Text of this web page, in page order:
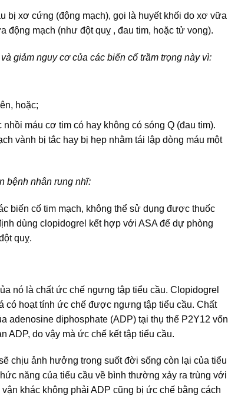
bị xơ cứng (động mạch), gọi là huyết khối do xơ vữa
động mạch (như đột quỵ , đau tim, hoặc tử vong).
giảm nguy cơ của các biến cố trầm trọng này vì:
hoặc;
máu cơ tim có hay không có sóng Q (đau tim).
vành bị tắc hay bị hẹp nhằm tái lập dòng máu một
bệnh nhân rung nhĩ:
biến cố tim mạch, không thể sử dụng được thuốc
dùng clopidogrel kết hợp với ASA đế dự phòng
quỵ.
nó là chất ức chế ngưng tập tiểu cầu. Clopidogrel
có hoạt tính ức chế được ngưng tập tiểu cầu. Chất
adenosine diphosphate (ADP) tại thụ thể P2Y12 vốn
ADP, do vậy mà ức chế kết tập tiểu cầu.
chịu ảnh hưởng trong suốt đời sống còn lại của tiểu
năng của tiểu cầu về bình thường xảy ra trùng với
khác không phải ADP cũng bị ức chế bằng cách